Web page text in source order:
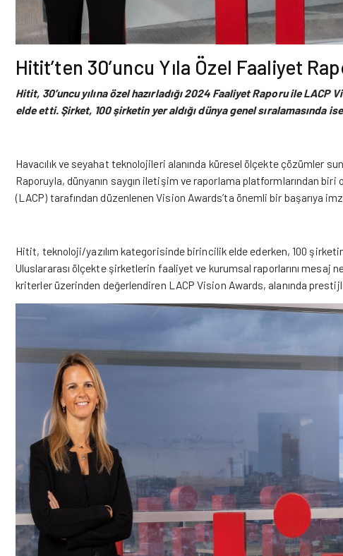
Hitit’ten 30’uncu Yıla Özel Faaliyet
Hitit, 30’uncu yılına özel hazırladığı 2024 Faaliyet Raporu ile
elde etti. Şirket, 100 şirketin yer aldığı dünya genel sıralamasında
Havacılık ve seyahat teknolojileri alanında küresel ölçekte çözümler
Raporuyla, dünyanın saygın iletişim ve raporlama platformlarından
(LACP) tarafından düzenlenen Vision Awards’ta önemli bir başarıya
Hitit, teknoloji/yazılım kategorisinde birincilik elde ederken, 100 şirketin
Uluslararası ölçekte şirketlerin faaliyet ve kurumsal raporlarını mesaj
kriterler üzerinden değerlendiren LACP Vision Awards, alanında